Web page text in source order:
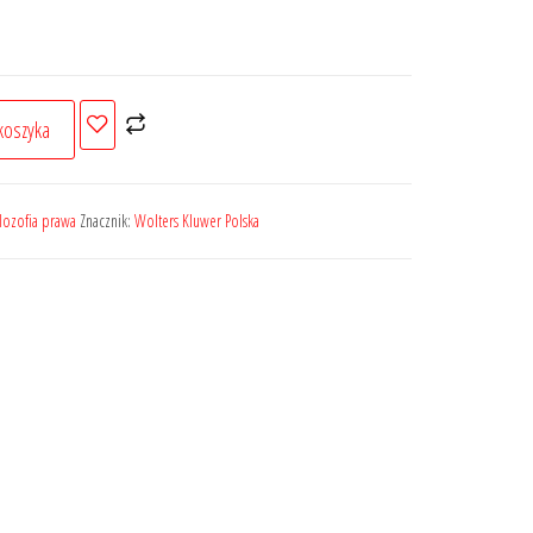
prawa Znacznik: Wolters Kluwer Polska